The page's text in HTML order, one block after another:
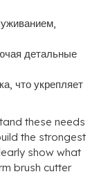
детальные
что укрепляет
these needs
the strongest
show what
brush cutter